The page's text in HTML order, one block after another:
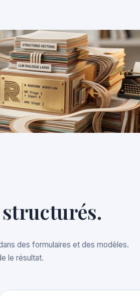
des formulaires et des modèles.
le résultat.